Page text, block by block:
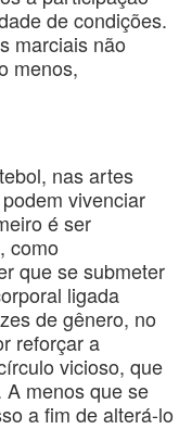
de condições.
marciais não
menos,
nas artes
vivenciar
é ser
como
que se submeter
ligada
de gênero, no
reforçar a
vicioso, que
menos que se
a fim de alterá-lo